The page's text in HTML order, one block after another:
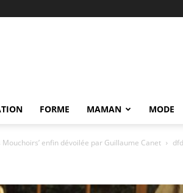
FORME MAMAN MODE
enfin dévoilée par Guillaume Canet